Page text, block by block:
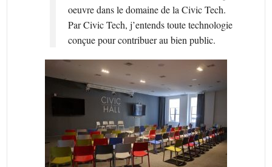
oeuvre dans le domaine de la Civic Tech.
Par Civic Tech, j’entends toute technologie
conçue pour contribuer au bien public.